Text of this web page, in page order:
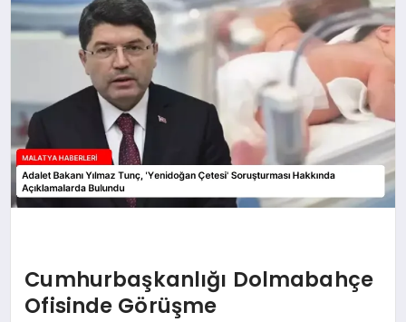
SIYASET
TEKNOLOJI
Cumhurbaşkanlığı Dolmabahçe
Ofisinde Görüşme